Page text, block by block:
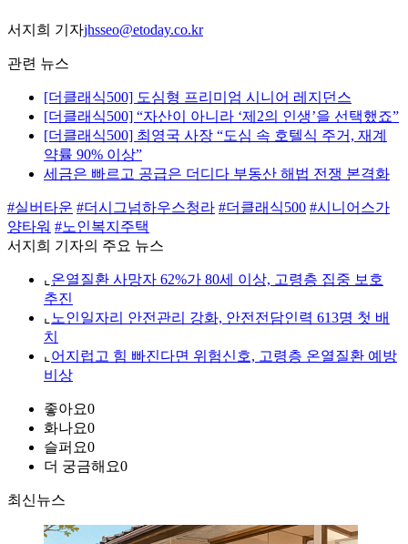
서지희 기자jhsseo@etoday.co.kr
관련 뉴스
[더클래식500] 도심형 프리미엄 시니어 레지던스
[더클래식500] “자산이 아니라 ‘제2의 인생’을 선택했죠”
[더클래식500] 최영국 사장 “도심 속 호텔식 주거, 재계
약률 90% 이상”
세금은 빠르고 공급은 더디다 부동산 해법 전쟁 본격화
#실버타운 #더시그넘하우스청라 #더클래식500 #시니어스가
양타워 #노인복지주택
서지희 기자의 주요 뉴스
⌞ 온열질환 사망자 62%가 80세 이상, 고령층 집중 보호
추진
⌞ 노인일자리 안전관리 강화, 안전전담인력 613명 첫 배
치
⌞ 어지럽고 힘 빠진다면 위험신호, 고령층 온열질환 예방
비상
좋아요0
화나요0
슬퍼요0
더 궁금해요0
최신뉴스